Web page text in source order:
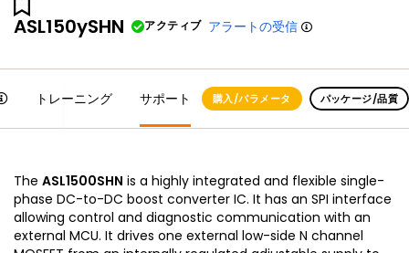
ASL150ySHN アクティブ アラートの受信
トレーニング サポート 購入/パラメータ パッケージ/品質
The ASL1500SHN is a highly integrated and flexible single-
phase DC-to-DC boost converter IC. It has an SPI interface
allowing control and diagnostic communication with an
external MCU. It drives one external low-side N channel